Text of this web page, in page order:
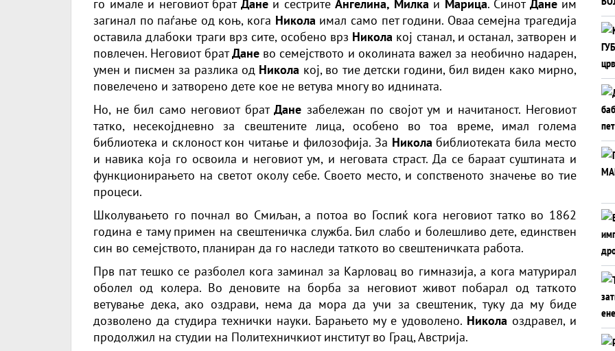
го имале и неговиот брат Данеи сестрите Ангелина, Милка и Марица. Синот Данеим
загинал по паѓање од коњ, кога Никола имал само пет години. Оваа семејна трагедија
оставила длабоки траги врз сите, особено врз Никола кој станал, и останал, затворен и
повлечен. Неговиот братДанево семејството и околината важел за необично надарен,
умен и писмен за разлика од Никола кој, во тие детски години, бил виден како мирно,
повелечено и затворено дете кое не ветува многу во иднината.
Но, не бил само неговиот братДане забележан по својот ум и начитаност. Неговиот
татко, несекојдневно за свештените лица, особено во тоа време, имал голема
библиотека и склоност кон читање и филозофија. За Никола библиотеката била место
и навика која го освоила и неговиот ум, и неговата страст. Да се бараат суштината и
функционирањето на светот околу себе. Своето место, и сопственото значење во тие
процеси.
Школувањето го почнал во Смиљан, а потоа во Госпиќ кога неговиот татко во 1862
година е таму примен на свештеничка служба. Бил слабо и болешливо дете, единствен
син во семејството, планиран да го наследи таткото во свештеничката работа.
Прв пат тешко се разболел кога заминал за Карловац во гимназија, а кога матурирал
оболел од колера. Во деновите на борба за неговиот живот побарал од таткото
ветување дека, ако оздрави, нема да мора да учи за свештеник, туку да му биде
дозволено да студира технички науки. Барањето му е удоволено. Никола оздравел, и
продолжил на студии на Политехничкиот институт во Грац, Австрија.